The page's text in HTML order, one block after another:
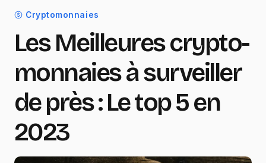
Cryptomonnaies
Les Meilleures crypto-
monnaies à surveiller
de près : Le top 5 en
2023